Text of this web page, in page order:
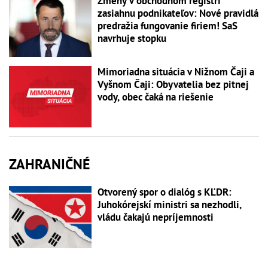
zasiahnu podnikateľov: Nové pravidlá
predražia fungovanie firiem! SaS
navrhuje stopku
Mimoriadna situácia v Nižnom Čaji a
Vyšnom Čaji: Obyvatelia bez pitnej
vody, obec čaká na riešenie
ZAHRANIČNÉ
Otvorený spor o dialóg s KĽDR:
Juhokórejskí ministri sa nezhodli,
vládu čakajú nepríjemnosti